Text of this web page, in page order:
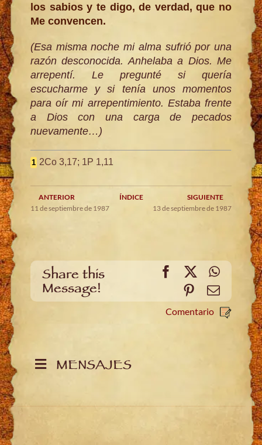
los sabios y te digo, de verdad, que no
Me convencen.
(Esa misma noche mi alma sufrió por una
razón desconocida. Anhelaba a Dios. Me
arrepentí. Le pregunté si quería
escucharme y si tenía unos momentos
para oír mi arrepentimiento. Estaba frente
a Dios con una carga de pecados
nuevamente…)
1 2Co 3,17; 1P 1,11
ANTERIOR ÍNDICE
SIGUIENTE
11 de septiembre de 1987
13 de septiembre de 1987
Share this
Message!
Facebook
X
Pinterest
Email
Comentario
MENSAJES